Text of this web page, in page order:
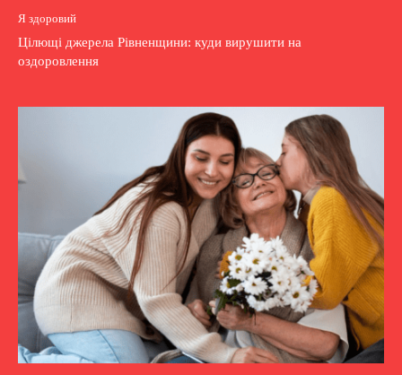
Я здоровий
Цілющі джерела Рівненщини: куди вирушити на
оздоровлення